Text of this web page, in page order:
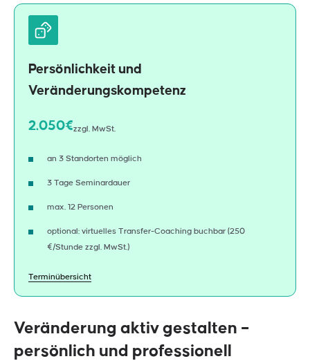
Persönlichkeit und
Veränderungskompetenz
2.050€zzgl. MwSt.
an 3 Standorten möglich
3 Tage Seminardauer
max. 12 Personen
optional: virtuelles Transfer-Coaching buchbar (250
€/Stunde zzgl. MwSt.)
Terminübersicht
Veränderung aktiv gestalten –
persönlich und professionell